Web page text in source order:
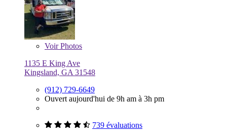
VoirPhotos
1135 E King Ave
Kingsland, GA 31548
(912) 729-6649
Ouvert aujourd'hui de 9h am à 3h pm
739 évaluations